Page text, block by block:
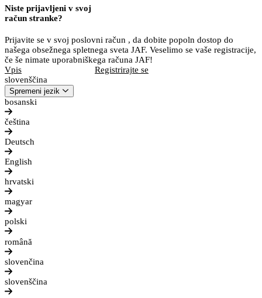
Niste prijavljeni v svoj
račun stranke?
Prijavite se v svoj poslovni račun , da dobite popoln dostop do
našega obsežnega spletnega sveta JAF. Veselimo se vaše registracije,
če še nimate uporabniškega računa JAF!
Vpis
Registrirajte se
slovenščina
Spremeni jezik
bosanski
čeština
Deutsch
English
hrvatski
magyar
polski
română
slovenčina
slovenščina